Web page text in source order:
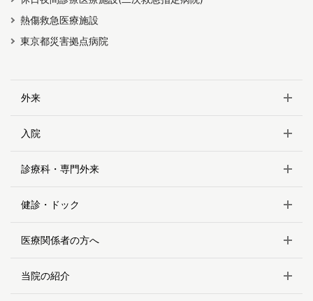
熱傷救急医療施設
東京都災害拠点病院
外来
入院
診療科・専門外来
健診・ドック
医療関係者の方へ
当院の紹介